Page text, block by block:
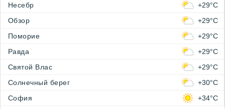
Несебр
+29°C
Обзор
+29°C
Поморие
+29°C
Равда
+29°C
Святой Влас
+29°C
Солнечный берег
+30°C
София
+34°C